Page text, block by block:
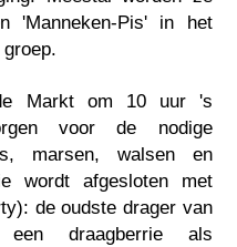
'Manneken-Pis' in het
Markt om 10 uur 's
voor de nodige
marsen, walsen en
wordt afgesloten met
de oudste drager van
draagberrie als